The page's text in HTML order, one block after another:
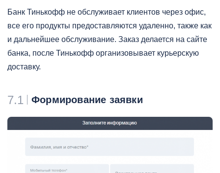
Банк Тинькофф не обслуживает клиентов через офис,
все его продукты предоставляются удаленно, также как
и дальнейшее обслуживание. Заказ делается на сайте
банка, после Тинькофф организовывает курьерскую
доставку.
7.1 Формирование заявки